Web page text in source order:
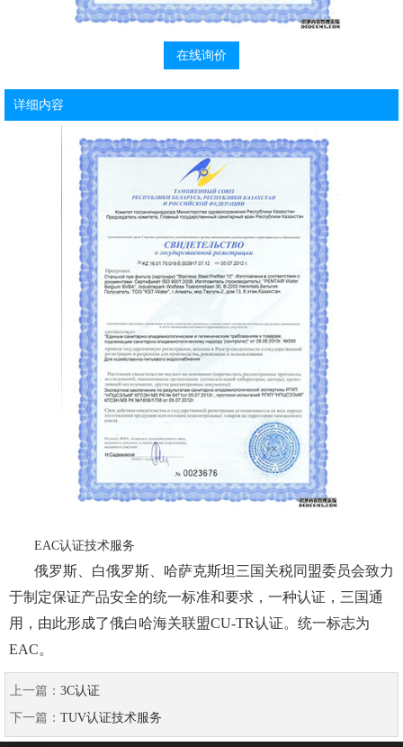
在线询价
详细内容
EAC认证技术服务
俄罗斯、白俄罗斯、哈萨克斯坦三国关税同盟委员会致力
于制定保证产品安全的统一标准和要求，一种认证，三国通
用，由此形成了俄白哈海关联盟CU-TR认证。统一标志为
EAC。
上一篇： 3C认证
下一篇： TUV认证技术服务